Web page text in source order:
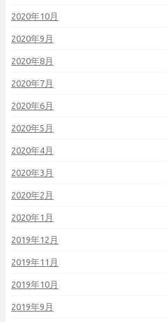
2020年10月
2020年9月
2020年8月
2020年7月
2020年6月
2020年5月
2020年4月
2020年3月
2020年2月
2020年1月
2019年12月
2019年11月
2019年10月
2019年9月